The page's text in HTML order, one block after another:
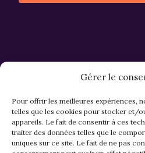
Gérer le
Pour offrir les meilleures expériences,
telles que les cookies pour stocker et/
appareils. Le fait de consentir à ces
traiter des données telles que le
uniques sur ce site. Le fait de ne pas
CGV et